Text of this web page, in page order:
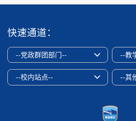
快速通道：
--党政群团部门-- --教
--校内站点-- --其